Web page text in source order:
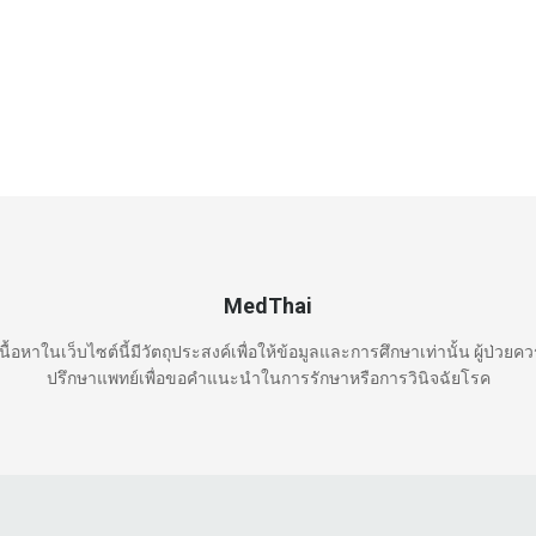
MedThai
อหาในเว็บไซต์นี้มีวัตถุประสงค์เพื่อให้ข้อมูลและการศึกษาเท่านั้น ผู้ป่วยค
ปรึกษาแพทย์เพื่อขอคำแนะนำในการรักษาหรือการวินิจฉัยโรค